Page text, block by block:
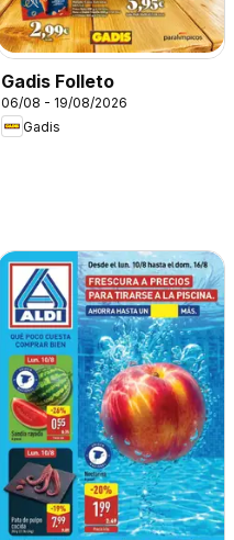
Gadis Folleto
06/08 - 19/08/2026
Gadis